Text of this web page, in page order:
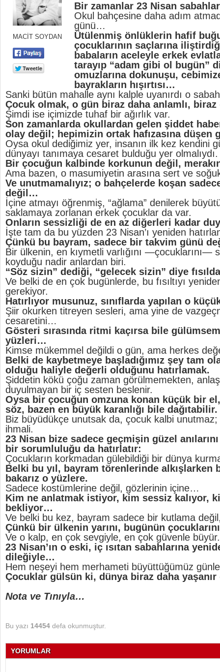
MACİT SOYDAN
Bir zamanlar 23 Nisan
Okul bahçesine daha adım
günü…
Ütülenmiş önlüklerin hafif
çocuklarının saçlarına
babaların aceleyle erkek
tarayıp “adam gibi ol bugün”
omuzlarına dokunuşu,
bayrakların hışırtısı…
Sanki bütün mahalle aynı kalple uyanırdı o
Çocuk olmak, o gün biraz daha anlamlı,
Şimdi ise içimizde tuhaf bir ağırlık var.
Son zamanlarda okullardan gelen şiddet
olay değil; hepimizin ortak hafızasına düşen
Oysa okul dediğimiz yer, insanın ilk kez kendini
dünyayı tanımaya cesaret bulduğu yer olmalıydı.
Bir çocuğun kalbinde korkunun değil,
Ama bazen, o masumiyetin arasına sert ve
Ve unutmamalıyız; o bahçelerde koşan
değil…
İçine atmayı öğrenmiş, “ağlama” denilerek
saklamaya zorlanan erkek çocuklar da var.
Onların sessizliği de en az diğerleri kadar
İşte tam da bu yüzden 23 Nisan’ı yeniden
Çünkü bu bayram, sadece bir takvim günü
Bir ülkenin, en kıymetli varlığını —çocuklarını—
koyduğu nadir anlardan biri.
“Söz sizin” dediği, “gelecek sizin” diye
Ve belki de en çok bugünlerde, bu fısıltıyı
gerekiyor.
Hatırlıyor musunuz, sınıflarda yapılan o
Şiir okurken titreyen sesleri, ama yine de
cesaretini…
Gösteri sırasında ritmi kaçırsa bile
yüzleri…
Kimse mükemmel değildi o gün, ama herkes
Belki de kaybetmeye başladığımız şey tam
olduğu haliyle değerli olduğunu hatırlamak.
Şiddetin kökü çoğu zaman görülmemekten,
duyulmayan bir iç sesten beslenir.
Oysa bir çocuğun omzuna konan küçük bir
söz, bazen en büyük karanlığı bile dağıtabilir.
Biz büyüdükçe unutsak da, çocuk kalbi
ihmali.
23 Nisan bize sadece geçmişin güzel
bir sorumluluğu da hatırlatır:
Çocukların korkmadan gülebildiği bir dünya
Belki bu yıl, bayram törenlerinde alkışlarken
bakarız o yüzlere.
Sadece kostümlerine değil, gözlerinin içine…
Kim ne anlatmak istiyor, kim sessiz kalıyor,
bekliyor…
Ve belki bu kez, bayram sadece bir kutlama
Çünkü bir ülkenin yarını, bugünün
Ve o kalp, en çok sevgiyle, en çok güvenle büyür.
23 Nisan’ın o eski, iç ısıtan sabahlarına
dileğiyle…
Hem neşeyi hem merhameti büyüttüğümüz
Çocuklar gülsün ki, dünya biraz daha
Nota ve Tınıyla…
Bu yazı 14454 defa okunmuştur.
YORUMLAR